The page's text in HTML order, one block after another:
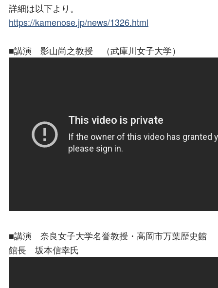
詳細は以下より。
https://kamenose.jp/news/1326.html
■講演 影山尚之教授 （武庫川女子大学）
■講演 奈良女子大学名誉教授・高岡市万葉歴史館
館長 坂本信幸氏